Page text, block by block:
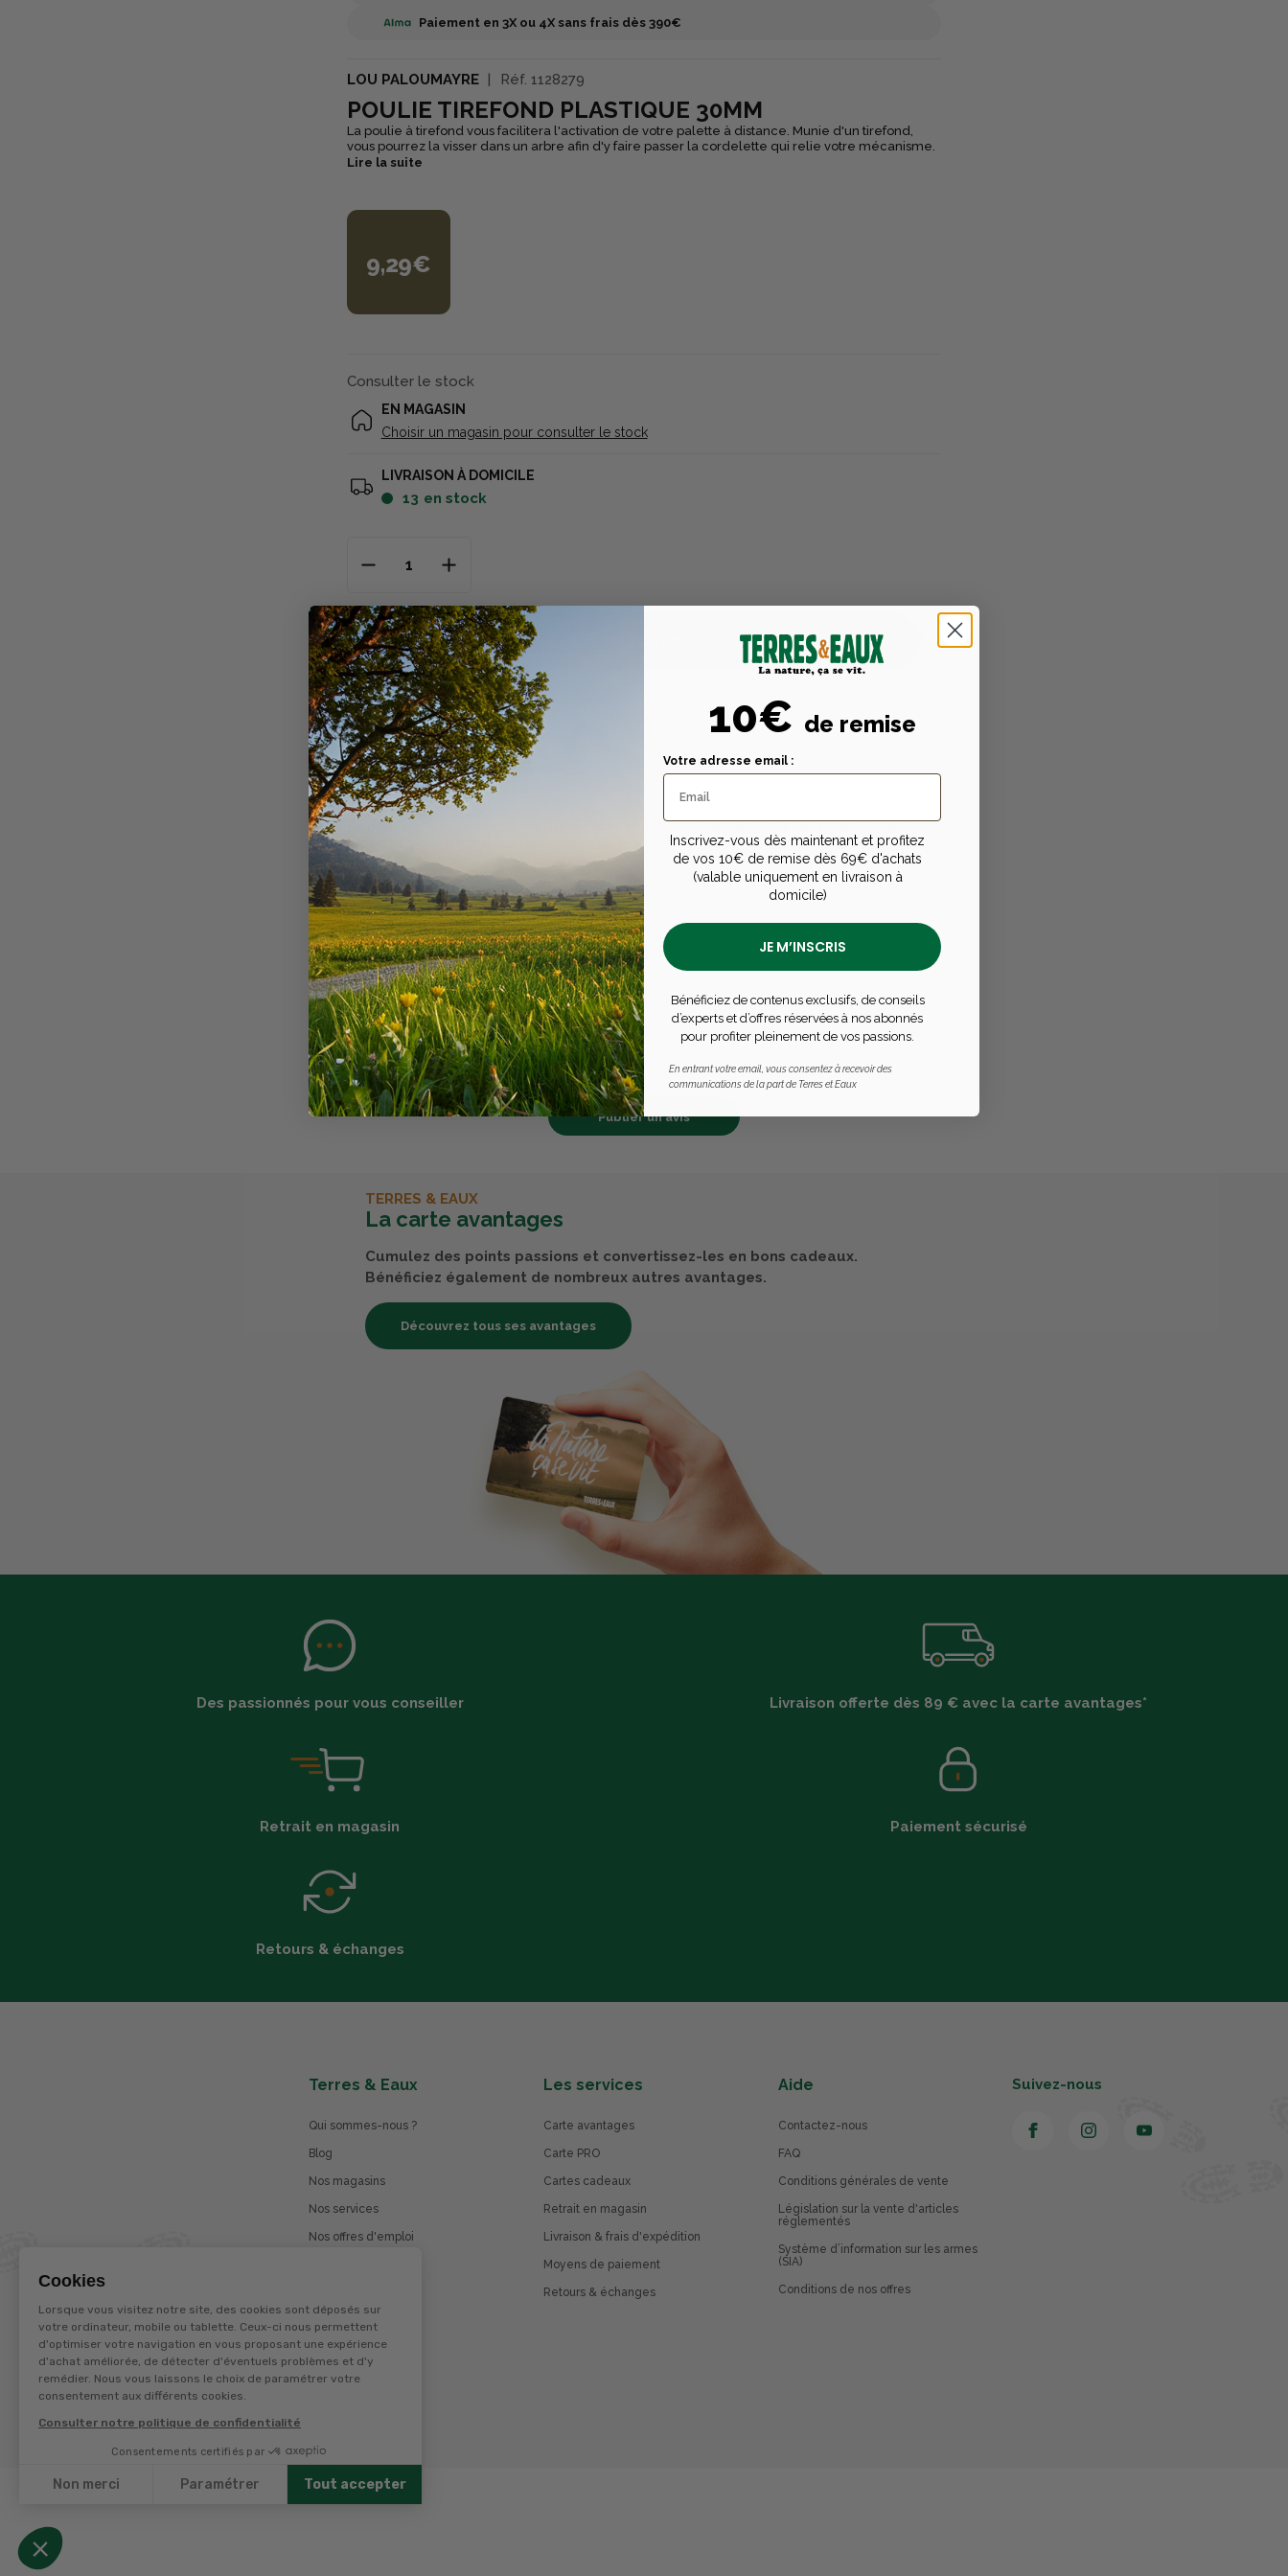
Cookies
Lorsque vous visitez notre site, des cookies sont déposés sur
votre ordinateur, mobile ou tablette. Ceux-ci nous permettent
d'optimiser votre navigation en vous proposant une expérience
d'achat améliorée, de détecter d'éventuels problèmes et d'y
remédier. Nous vous laissons le choix de paramétrer votre
consentement aux différents cookies.
Consulter notre politique de confidentialité
Consentements certifiés par
Non merci Paramétrer Tout accepter
Plateforme de Gestion du Consentement : Personnalisez vos Options
Notre plateforme vous permet d'adapter et de gérer vos paramètres de confidentialité, en garantissant la conformité avec les réglementations. Personnalisez vos
Paiement en 3X ou 4X sans frais dès 390€
LOU PALOUMAYRE Réf. 1128279
POULIE TIREFOND PLASTIQUE 30MM
La poulie à tirefond vous facilitera l'activation de votre palette à distance. Munie d'un tirefond,
vous pourrez la visser dans un arbre afin d'y faire passer la cordelette qui relie votre mécanisme.
Lire la suite
9,29€
Consulter le stock
EN MAGASIN
Choisir un magasin pour consulter le stock
LIVRAISON À DOMICILE
13 en stock
Description
La poulie à tirefond vous facilitera l'activation de votre palette à distance. Munie d'un
tirefond, vous pourrez la visser dans un arbre afin d'y faire passer la cordelette qui relie
votre mécanisme.
Fabriqué en France
Caractéristiques techniques
Diamètre : 30 mm. Munie d'un tirefond. Poulie en plastique.
Avis clients
Il n'y a pas encore d'avis pour ce produit - Soyez le premier à rédiger un avis
Chez Terres & Eaux, les avis sont 100% certifiés : seuls nos clients ayant réellement
acheté nos produits peuvent laisser un avis
Publier un avis
TERRES & EAUX
La carte avantages
Cumulez des points passions et convertissez-les en bons cadeaux.
Bénéficiez également de nombreux autres avantages.
Découvrez tous ses avantages
Des passionnés pour vous conseiller Livraison offerte dès 89 € avec la carte avantages*
Retrait en magasin Paiement sécurisé
Retours & échanges
Terres & Eaux
Qui sommes-nous ?
Blog
Nos magasins
Nos services
Nos offres d'emploi
La marque Terzéo
Les services
Carte avantages
Carte PRO
Cartes cadeaux
Retrait en magasin
Livraison & frais d'expédition
Moyens de paiement
Retours & échanges
Aide
Contactez-nous
FAQ
Conditions générales de vente
Législation sur la vente d'articles
réglementés
Système d’information sur les armes
(SIA)
Conditions de nos offres
Suivez-nous
© Terres et eaux 2026
Politique de confidentialité
10€ de remise
Votre adresse email :
Inscrivez-vous dès maintenant et profitez
de vos 10€ de remise dès 69€ d'achats
(valable uniquement en livraison à
domicile)
JE M’INSCRIS
Bénéficiez de contenus exclusifs, de conseils
d’experts et d’offres réservées à nos abonnés
pour profiter pleinement de vos passions.
En entrant votre email, vous consentez à recevoir des
communications de la part de Terres et Eaux